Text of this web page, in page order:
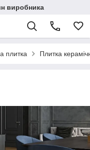
виробника
плитка Плитка